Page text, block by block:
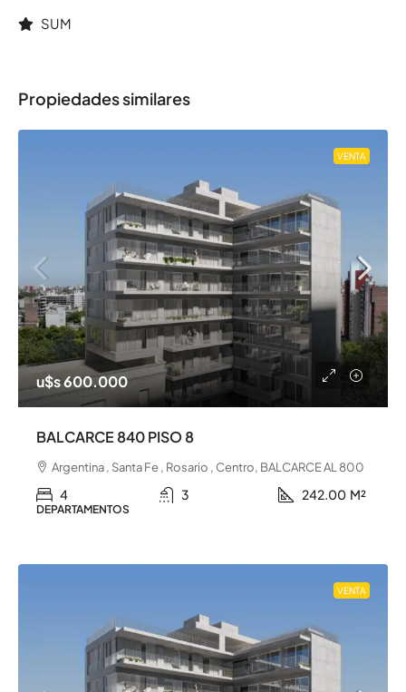
SUM
Propiedades similares
VENTA
u$s 600.000
BALCARCE 840 PISO 8
Argentina , Santa Fe , Rosario , Centro, BALCARCE AL 800
4 3 242.00 M²
DEPARTAMENTOS
VENTA